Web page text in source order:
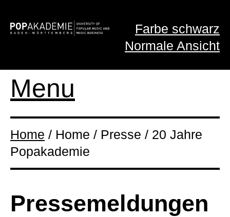
Farbe schwarz
Normale Ansicht
Menu
Home / Home / Presse / 20 Jahre
Popakademie
Presse­meldungen